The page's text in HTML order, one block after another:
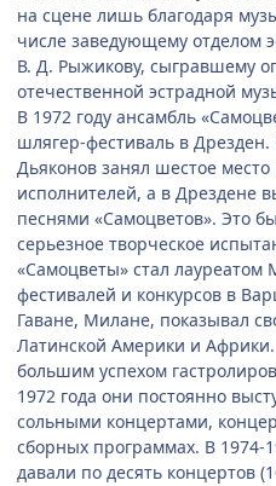
на сцене лишь благодаря
числе заведующему отделом
В. Д. Рыжикову, сыгравшему
отечественной эстрадной
В 1972 году ансамбль
шлягер-фестиваль в
Дьяконов занял шестое
исполнителей, а в Дрездене
песнями «Самоцветов». Это
серьезное творческое
«Самоцветы» стал
фестивалей и конкурсов в
Гаване, Милане, показывал
Латинской Америки и
большим успехом
1972 года они постоянно
сольными концертами,
сборных программах. В 1974-
давали по десять концертов